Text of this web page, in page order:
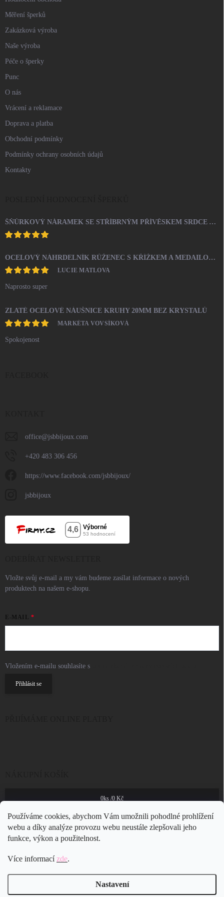
Používáme cookies, abychom Vám umožnili pohodlné prohlížení
webu a díky analýze provozu webu neustále zlepšovali jeho
funkce, výkon a použitelnost.
Více informacízde.
Nastavení
Měření šperků
Zakázková výroba
Naše výroba
Péče o šperky
Punc
O nás
Vrácení a reklamace
Doprava a platba
Obchodní podmínky
Podmínky ochrany osobních údajů
Kontakty
ŠŇŮRKOVÝ NÁRAMEK SE STŘÍBRNÝM PŘÍVĚSKEM SRDCE A KRYSTALY SWAROVSKI CRYSTAL (STŘÍBRO 925/1000)
OCELOVÝ NÁHRDELNÍK RŮŽENEC S KŘÍŽKEM A MEDAILONEM
LUCIE MATLOVA
Naprosto super
ZLATÉ OCELOVÉ NÁUŠNICE KRUHY 20MM BEZ KRYSTALŮ
MARKÉTA VOVSÍKOVÁ
Spokojenost
office@jsbbijoux.com
+420 483 306 456
https://www.facebook.com/jsbbijoux/
jsbbijoux
Vložte svůj e-mail a my vám budeme zasílat informace o nových
produktech na našem e-shopu.
E-MAIL
Vložením e-mailu souhlasíte s
Přihlásit se
0ks /0 Kč